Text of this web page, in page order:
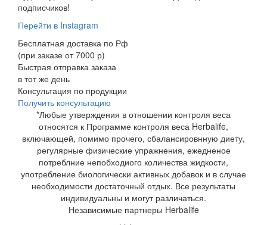
подписчиков!
Перейти в Instagram
Бесплатная доставка по Рф
(при заказе от 7000 р)
Быстрая отправка заказа
в тот же день
Консультация по продукции
Получить консультацию
*Любые утверждения в отношении контроля веса
относятся к Программе контроля веса Herbalife,
включающей, помимо прочего, сбалансировнную диету,
регулярные физические упражнения, ежедненое
потреблние непобходиого количества жидкости,
употребление биологически активных добавок и в случае
необходимости достаточный отдых. Все результаты
индивидуальны и могут различаться.
Независимые партнеры Herbalife